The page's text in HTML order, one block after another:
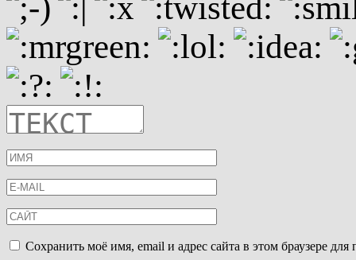
Сохранить моё имя, email и адрес сайта в этом браузере